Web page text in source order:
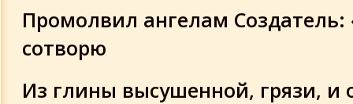
Промолвил ангелам Создатель:
сотворю
Из глины высушенной, грязи, и